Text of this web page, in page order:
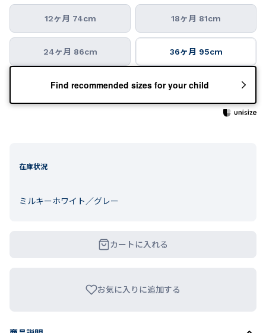
12ヶ月 74cm 18ヶ月 81cm
24ヶ月 86cm 36ヶ月 95cm
Find recommended sizes for your child
在庫状況
ミルキーホワイト／グレー
カートに入れる
お気に入りに追加する